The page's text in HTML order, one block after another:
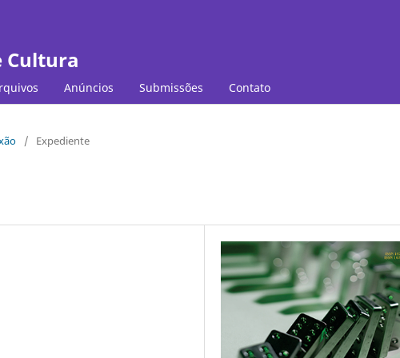
Cultura
Anúncios Submissões Contato
/ Expediente